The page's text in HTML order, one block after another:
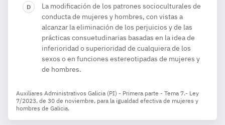
La modificación de los patrones socioculturales de
conducta de mujeres y hombres, con vistas a
alcanzar la eliminación de los perjuicios y de las
prácticas consuetudinarias basadas en la idea de
inferioridad o superioridad de cualquiera de los
sexos o en funciones estereotipadas de mujeres y
de hombres.
Auxiliares Administrativos Galicia (PI) - Primera parte - Tema 7.- Ley
7/2023, de 30 de noviembre, para la igualdad efectiva de mujeres y
hombres de Galicia.